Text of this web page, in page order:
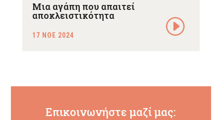
Μια αγάπη που απαιτεί
αποκλειστικότητα
17 ΝΟΕ 2024
Επικοινωνήστε μαζί μας: